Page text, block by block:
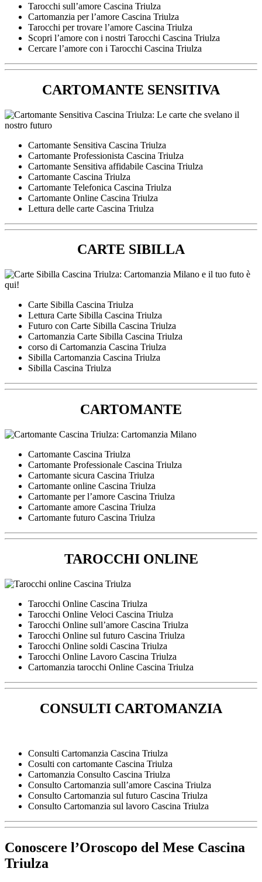
Tarocchi sull’amore Cascina Triulza
Cartomanzia per l’amore Cascina Triulza
Tarocchi per trovare l’amore Cascina Triulza
Scopri l’amore con i nostri Tarocchi Cascina Triulza
Cercare l’amore con i Tarocchi Cascina Triulza
CARTOMANTE SENSITIVA
Cartomante Sensitiva Cascina Triulza
Cartomante Professionista Cascina Triulza
Cartomante Sensitiva affidabile Cascina Triulza
Cartomante Cascina Triulza
Cartomante Telefonica Cascina Triulza
Cartomante Online Cascina Triulza
Lettura delle carte Cascina Triulza
CARTE SIBILLA
Carte Sibilla Cascina Triulza
Lettura Carte Sibilla Cascina Triulza
Futuro con Carte Sibilla Cascina Triulza
Cartomanzia Carte Sibilla Cascina Triulza
corso di Cartomanzia Cascina Triulza
Sibilla Cartomanzia Cascina Triulza
Sibilla Cascina Triulza
CARTOMANTE
Cartomante Cascina Triulza
Cartomante Professionale Cascina Triulza
Cartomante sicura Cascina Triulza
Cartomante online Cascina Triulza
Cartomante per l’amore Cascina Triulza
Cartomante amore Cascina Triulza
Cartomante futuro Cascina Triulza
TAROCCHI ONLINE
Tarocchi Online Cascina Triulza
Tarocchi Online Veloci Cascina Triulza
Tarocchi Online sull’amore Cascina Triulza
Tarocchi Online sul futuro Cascina Triulza
Tarocchi Online soldi Cascina Triulza
Tarocchi Online Lavoro Cascina Triulza
Cartomanzia tarocchi Online Cascina Triulza
CONSULTI CARTOMANZIA
Consulti Cartomanzia Cascina Triulza
Cosulti con cartomante Cascina Triulza
Cartomanzia Consulto Cascina Triulza
Consulto Cartomanzia sull’amore Cascina Triulza
Consulto Cartomanzia sul futuro Cascina Triulza
Consulto Cartomanzia sul lavoro Cascina Triulza
Conoscere l’Oroscopo del Mese Cascina
Triulza